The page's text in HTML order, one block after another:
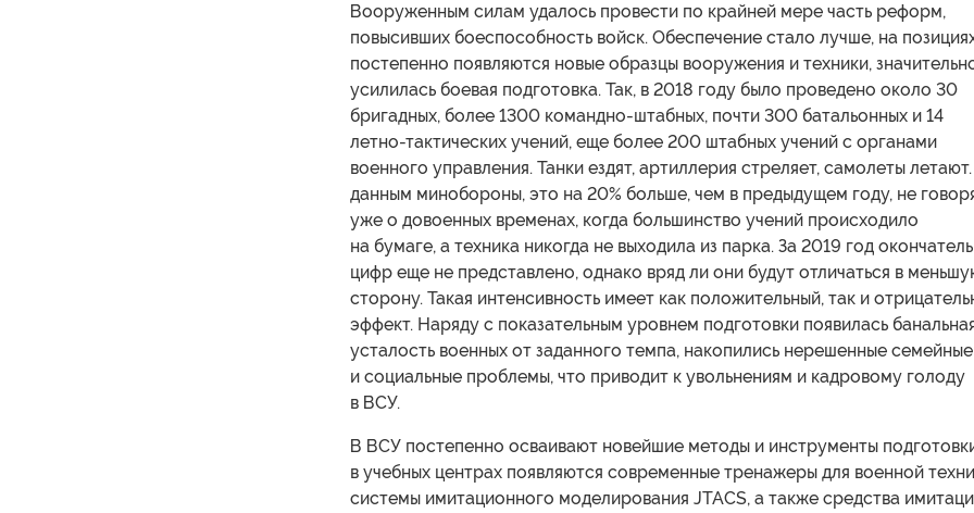
Вооруженным силам удалось провести по крайней мере часть реформ,
повысивших боеспособность войск. Обеспечение стало лучше, на
постепенно появляются новые образцы вооружения и техники,
усилилась боевая подготовка. Так, в 2018 году было проведено около 30
бригадных, более 1300 командно-штабных, почти 300 батальонных и 14
летно-тактических учений, еще более 200 штабных учений с органами
военного управления. Танки ездят, артиллерия стреляет, самолеты
данным минобороны, это на 20% больше, чем в предыдущем году, не
уже о довоенных временах, когда большинство учений происходило
на бумаге, а техника никогда не выходила из парка. За 2019 год
цифр еще не представлено, однако вряд ли они будут отличаться в
сторону. Такая интенсивность имеет как положительный, так и
эффект. Наряду с показательным уровнем подготовки появилась
усталость военных от заданного темпа, накопились нерешенные семейные
и социальные проблемы, что приводит к увольнениям и кадровому голоду
в ВСУ.
В ВСУ постепенно осваивают новейшие методы и инструменты
в учебных центрах появляются современные тренажеры для военной
системы имитационного моделирования JTACS, а также средства